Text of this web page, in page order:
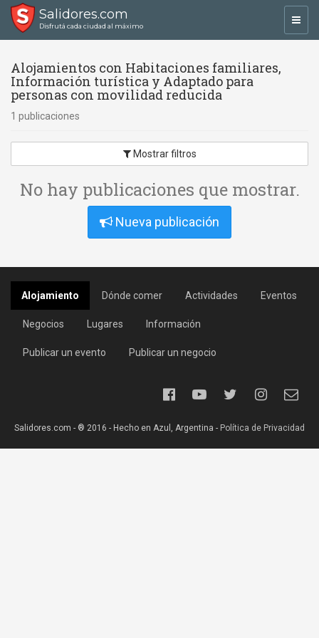
Salidores.com
Disfrutá cada ciudad al máximo
Alojamientos con Habitaciones familiares,
Información turística y Adaptado para
personas con movilidad reducida
1 publicaciones
Mostrar filtros
No hay publicaciones que mostrar.
Nueva publicación
Alojamiento Dónde comer Actividades Eventos
Negocios Lugares Información
Publicar un evento Publicar un negocio
Salidores.com - ® 2016 - Hecho en Azul, Argentina - Política de Privacidad